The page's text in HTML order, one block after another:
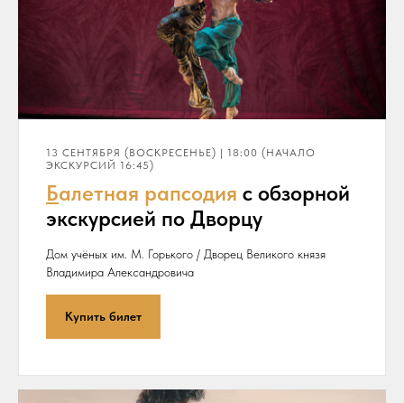
13 СЕНТЯБРЯ (ВОСКРЕСЕНЬЕ) | 18:00 (НАЧАЛО
ЭКСКУРСИЙ 16:45)
Балетная рапсодия с обзорной
экскурсией по Дворцу
Дом учёных им. М. Горького / Дворец Великого князя
Владимира Александровича
Купить билет